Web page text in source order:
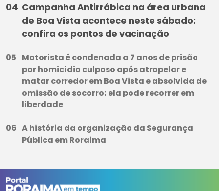
Campanha Antirrábica na área urbana
de Boa Vista acontece neste sábado;
confira os pontos de vacinação
Motorista é condenada a 7 anos de prisão
por homicídio culposo após atropelar e
matar corredor em Boa Vista e absolvida de
omissão de socorro; ela pode recorrer em
liberdade
A história da organização da Segurança
Pública em Roraima